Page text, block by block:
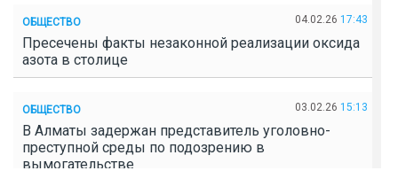
ОБЩЕСТВО 04.02.26 17:43
Пресечены факты незаконной реализации оксида
азота в столице
ОБЩЕСТВО 03.02.26 15:13
В Алматы задержан представитель уголовно-
преступной среды по подозрению в
вымогательстве